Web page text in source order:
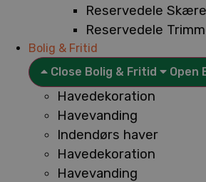
Reservedele
Reservedele
Bolig & Fritid
Close Bolig & Fritid
Open
Havedekoration
Havevanding
Indendørs haver
Havedekoration
Havevanding